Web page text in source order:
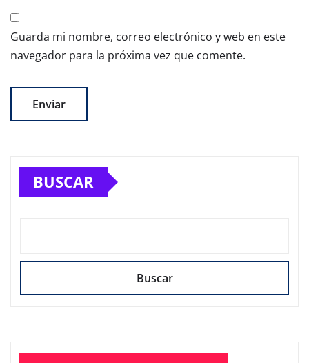
Guarda mi nombre, correo electrónico y web en este
navegador para la próxima vez que comente.
BUSCAR
Buscar